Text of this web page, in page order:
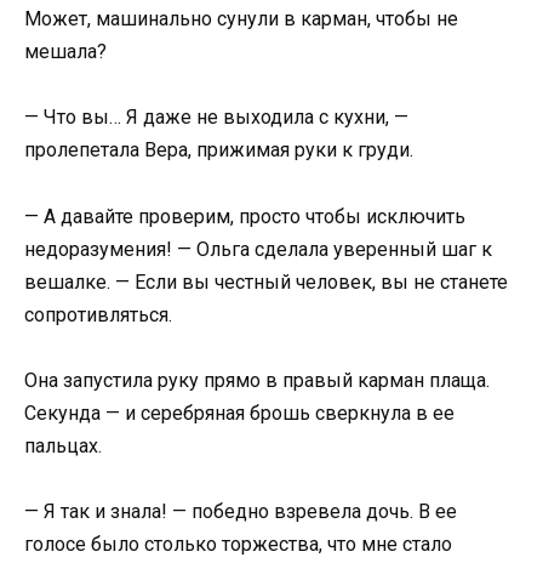
Может, машинально сунули в карман, чтобы не
мешала?
— Что вы… Я даже не выходила с кухни, —
пролепетала Вера, прижимая руки к груди.
— А давайте проверим, просто чтобы исключить
недоразумения! — Ольга сделала уверенный шаг к
вешалке. — Если вы честный человек, вы не станете
сопротивляться.
Она запустила руку прямо в правый карман плаща.
Секунда — и серебряная брошь сверкнула в ее
пальцах.
— Я так и знала! — победно взревела дочь. В ее
голосе было столько торжества, что мне стало